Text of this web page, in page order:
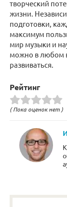
творческий
жизни.
подготовки,
максимум
мир музыки и
можно в любом
развиваться.
Рейтинг
( Пока оценок нет )